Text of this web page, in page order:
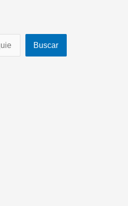
Buscar